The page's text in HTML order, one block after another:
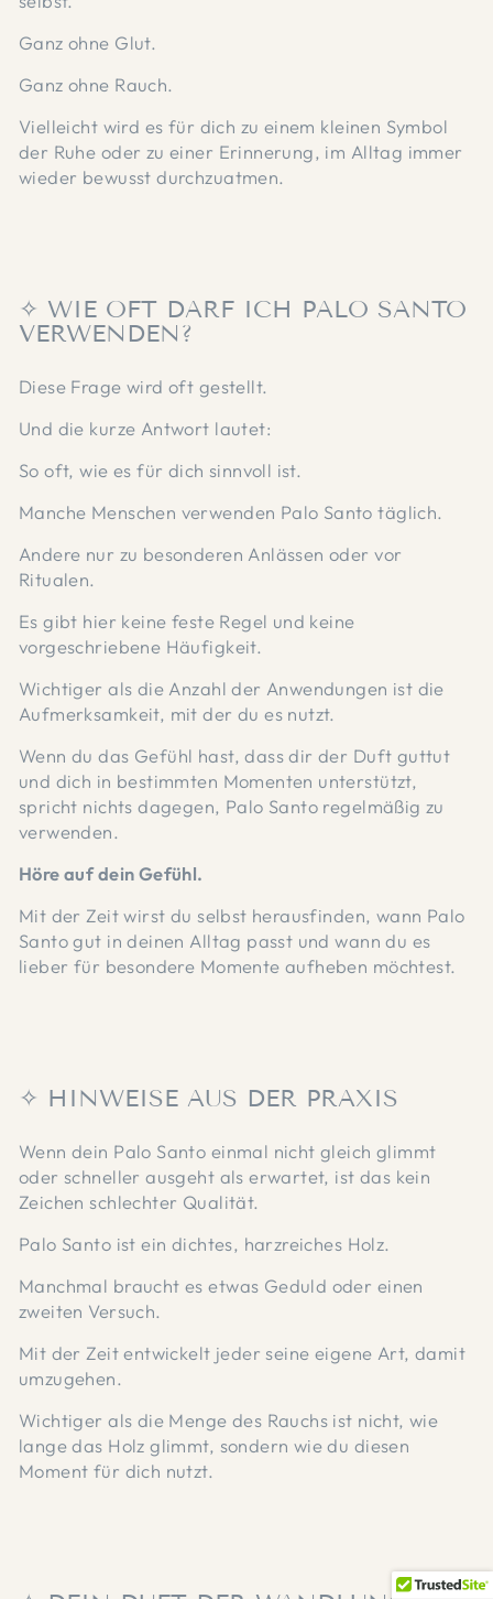
Ganz ohne Glut.
Ganz ohne Rauch.
Vielleicht wird es für dich zu einem kleinen Symbol
der Ruhe oder zu einer Erinnerung, im Alltag immer
wieder bewusst durchzuatmen.
✧ WIE OFT DARF ICH PALO SANTO
VERWENDEN?
Diese Frage wird oft gestellt.
Und die kurze Antwort lautet:
So oft, wie es für dich sinnvoll ist.
Manche Menschen verwenden Palo Santo täglich.
Andere nur zu besonderen Anlässen oder vor
Ritualen.
Es gibt hier keine feste Regel und keine
vorgeschriebene Häufigkeit.
Wichtiger als die Anzahl der Anwendungen ist die
Aufmerksamkeit, mit der du es nutzt.
Wenn du das Gefühl hast, dass dir der Duft guttut
und dich in bestimmten Momenten unterstützt,
spricht nichts dagegen, Palo Santo regelmäßig zu
verwenden.
Höre auf dein Gefühl.
Mit der Zeit wirst du selbst herausfinden, wann Palo
Santo gut in deinen Alltag passt und wann du es
lieber für besondere Momente aufheben möchtest.
✧ HINWEISE AUS DER PRAXIS
Wenn dein Palo Santo einmal nicht gleich glimmt
oder schneller ausgeht als erwartet, ist das kein
Zeichen schlechter Qualität.
Palo Santo ist ein dichtes, harzreiches Holz.
Manchmal braucht es etwas Geduld oder einen
zweiten Versuch.
Mit der Zeit entwickelt jeder seine eigene Art, damit
umzugehen.
Wichtiger als die Menge des Rauchs ist nicht, wie
lange das Holz glimmt, sondern wie du diesen
Moment für dich nutzt.